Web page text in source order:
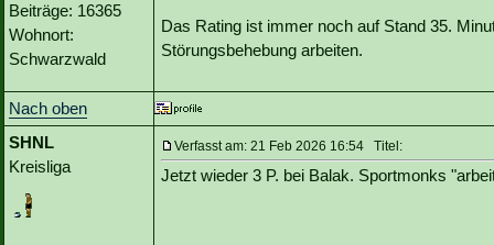
Beiträge: 16365
Wohnort:
Schwarzwald
Das Rating ist immer noch auf Stand 35.
Störungsbehebung arbeiten.
Nach oben
SHNL
Kreisliga
Verfasst am: 21 Feb 2026 16:54 Titel:
Jetzt wieder 3 P. bei Balak. Sportmonks